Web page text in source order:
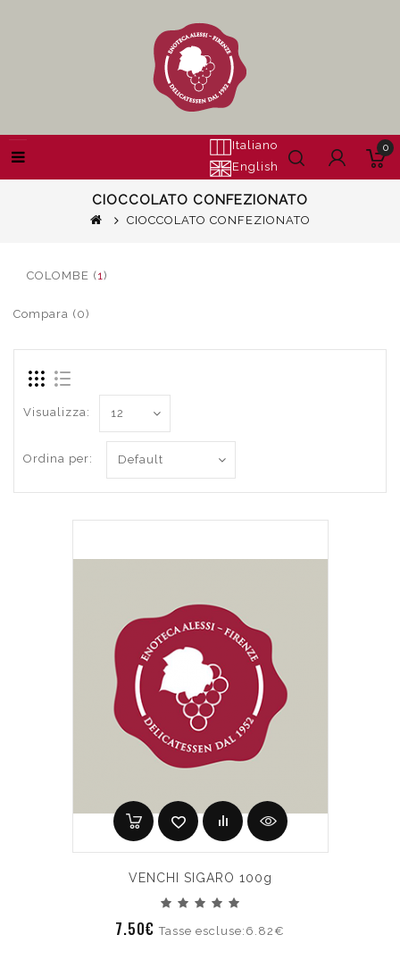
Italiano
English
0
CIOCCOLATO CONFEZIONATO
CIOCCOLATO CONFEZIONATO
COLOMBE (1)
Compara (0)
Visualizza:
Ordina per:
VENCHI SIGARO 100g
7.50€Tasse escluse:6.82€